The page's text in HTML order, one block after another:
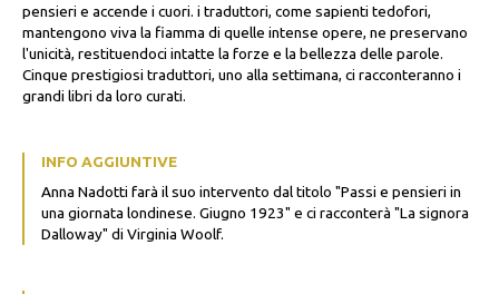
pensieri e accende i cuori. i traduttori, come sapienti tedofori,
mantengono viva la fiamma di quelle intense opere, ne preservano
l'unicità, restituendoci intatte la forze e la bellezza delle parole.
Cinque prestigiosi traduttori, uno alla settimana, ci racconteranno i
grandi libri da loro curati.
INFO AGGIUNTIVE
Anna Nadotti farà il suo intervento dal titolo "Passi e pensieri in
una giornata londinese. Giugno 1923" e ci racconterà "La signora
Dalloway" di Virginia Woolf.